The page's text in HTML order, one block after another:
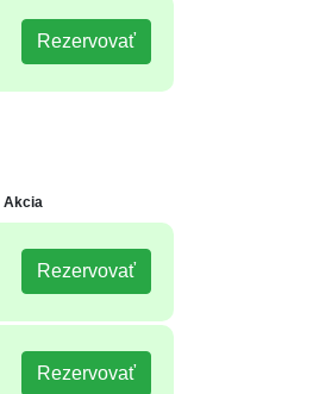
Rezervovať
Akcia
Rezervovať
Rezervovať